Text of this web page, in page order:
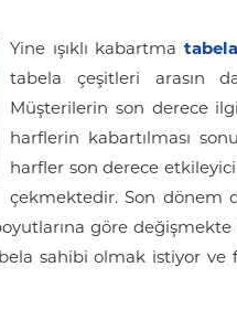
Yine ışıklı kabartma
tabela çeşitleri arasın
Müşterilerin son derece
harflerin kabartılması
harfler son derece
çekmektedir. Son dönem
göre değişmekte
sahibi olmak istiyor ve